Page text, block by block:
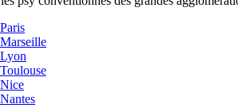
Paris
Marseille
Lyon
Toulouse
Nice
Nantes